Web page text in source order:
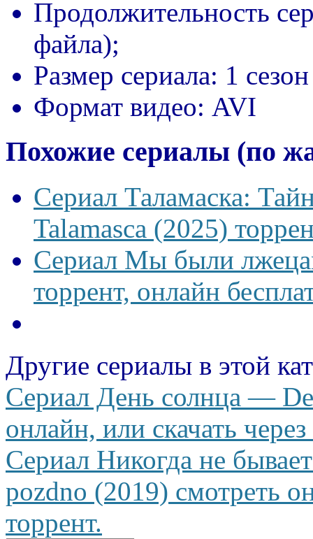
Продолжительность
файла);
Размер сериала: 1
Формат видео: AVI
Похожие сериалы (по
Сериал Таламаска:
Talamasca (2025)
Сериал Мы были
торрент, онлайн
Другие сериалы в этой
Сериал День солнца —
онлайн, или скачать
Сериал Никогда не
pozdno (2019) смотреть
торрент.